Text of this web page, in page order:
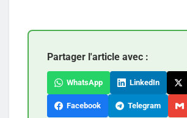
Partager l'article avec :
WhatsApp LinkedIn
Facebook Telegram